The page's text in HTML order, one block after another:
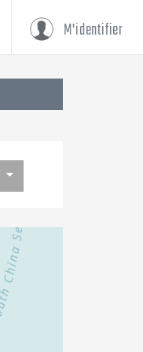
M'identifier